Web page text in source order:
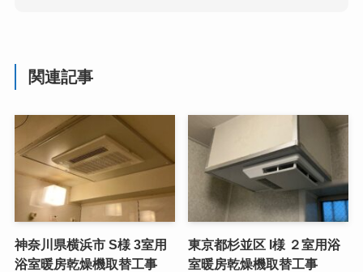
関連記事
神奈川県横浜市 S様 3室用
浴室暖房乾燥機取替工事
東京都杉並区 I様 ２室用浴
室暖房乾燥機取替工事